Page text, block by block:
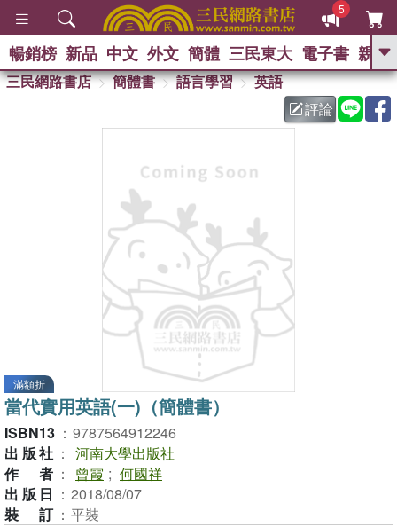
5
GO
暢銷榜 新品 中文 外文 簡體 三民東大 電子書 親子
三民網路書店 簡體書 語言學習
英語
評論
滿額折
當代實用英語(一)（簡體書）
ISBN13 ： 9787564912246
出版社 ： 河南大學出版社
作者 ： 曾霞 ; 何國祥
出版日 ： 2018/08/07
裝訂 ： 平裝